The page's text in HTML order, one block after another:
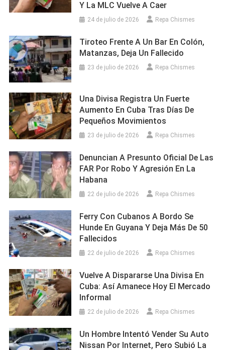
Y La MLC Vuelve A Caer
24 de julio de 2026 Repa Chismes
Tiroteo Frente A Un Bar En Colón,
Matanzas, Deja Un Fallecido
23 de julio de 2026 Repa Chismes
Una Divisa Registra Un Fuerte
Aumento En Cuba Tras Días De
Pequeños Movimientos
23 de julio de 2026 Repa Chismes
Denuncian A Presunto Oficial De Las
FAR Por Robo Y Agresión En La
Habana
22 de julio de 2026 Repa Chismes
Ferry Con Cubanos A Bordo Se
Hunde En Guyana Y Deja Más De 50
Fallecidos
22 de julio de 2026 Repa Chismes
Vuelve A Dispararse Una Divisa En
Cuba: Así Amanece Hoy El Mercado
Informal
22 de julio de 2026 Repa Chismes
Un Hombre Intentó Vender Su Auto
Nissan Por Internet, Pero Subió La